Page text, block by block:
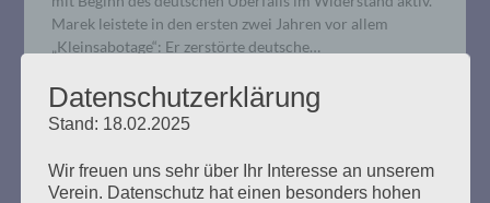
Marek leistete in den ersten zwei Jahren vor allem
„Kleinsabotage“: Er zerstörte deutsche…
Datenschutzerklärung
Stand: 18.02.2025
Wir freuen uns sehr über Ihr Interesse an unserem
Verein. Datenschutz hat einen besonders hohen